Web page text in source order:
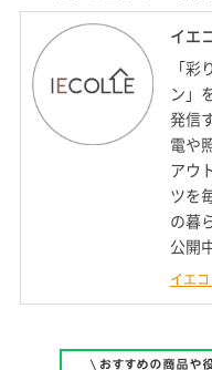
イエ
「
ン」
発信
電や
アウ
ツを
の暮
公開
イエ